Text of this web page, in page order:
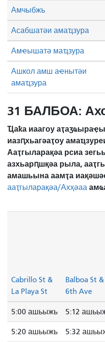
Асабшатәи амаҵзура
Амҽышатә маҵзура
Амчыбжь
Ашкол амш аҽнытәи
амаҵзура
31 БАЛБОА:
Ҵаҟа иаагоу
иазԥхьагәаҭоу
Ааҭгыларақәа рсиа
азхьарԥшқәа рыла,
амашьына аамҭа
ааҭгыларақәа/Ахҳәаа
Cabrillo St &
La Playa St
Balboa St &
6th Ave
5:00 ашьыжь 5:12
5:20 ашьыжь 5:32